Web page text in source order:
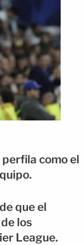
como el
que el
los
League.